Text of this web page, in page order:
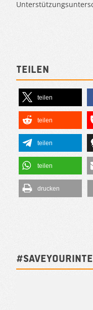
Teilen
teilen
teilen
teilen
teilen
drucken